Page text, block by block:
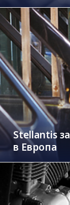
Stellantis
в Европа